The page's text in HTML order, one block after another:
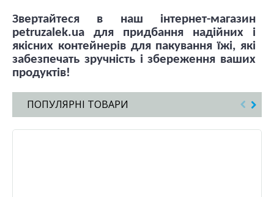
Звертайтеся в наш інтернет-магазин
petruzalek.ua для придбання надійних і
якісних контейнерів для пакування їжі, які
забезпечать зручність і збереження ваших
продуктів!
ПОПУЛЯРНІ ТОВАРИ